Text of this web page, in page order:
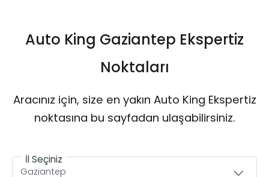
Randevu Al
Auto King Gaziantep Ekspertiz
Noktaları
Aracınız için, size en yakın Auto King Ekspertiz
noktasına bu sayfadan ulaşabilirsiniz.
İl Seçiniz